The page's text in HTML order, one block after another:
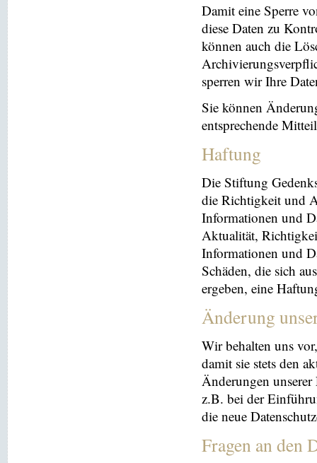
Damit eine Sperre
diese Daten zu
können auch die
sperren wir Ihre
Sie können
entsprechende
Haftung
Die Stiftung
die Richtigkeit und
Informationen und
Aktualität,
Informationen und
Schäden, die sich
ergeben, eine
Änderung
Wir behalten uns
damit sie stets den
Änderungen
z.B. bei der
die neue
Fragen an den